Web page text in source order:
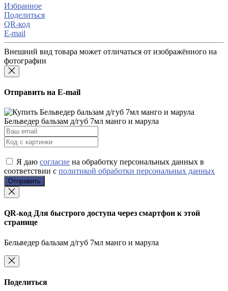
Избранное
Поделиться
QR-код
E-mail
Внешний вид товара может отличаться от изображённого на
фотографии
Отправить на E-mail
Бельведер бальзам д/губ 7мл манго и марула
Я даю согласие на обработку персональных данных в
соответствии с политикой обработки персональных данных
Отправить
QR-код Для быстрого доступа через смартфон к этой
странице
Бельведер бальзам д/губ 7мл манго и марула
Поделиться